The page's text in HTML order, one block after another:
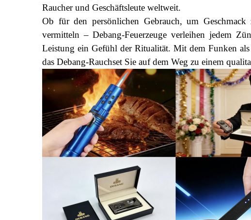
Raucher und Geschäftsleute weltweit.
Ob für den persönlichen Gebrauch, um
vermitteln – Debang-Feuerzeuge verleihen jedem
Leistung ein Gefühl der Ritualität. Mit dem Funken
das Debang-Rauchset Sie auf dem Weg zu einem